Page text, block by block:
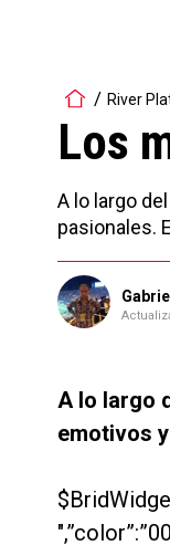
River
Los
A lo largo
pasionales.
A lo largo
emotivos